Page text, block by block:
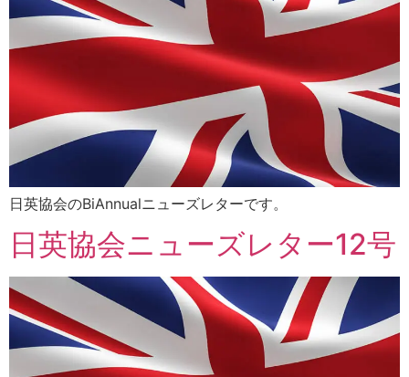
日英協会のBiAnnualニューズレターです。
日英協会ニューズレター12号